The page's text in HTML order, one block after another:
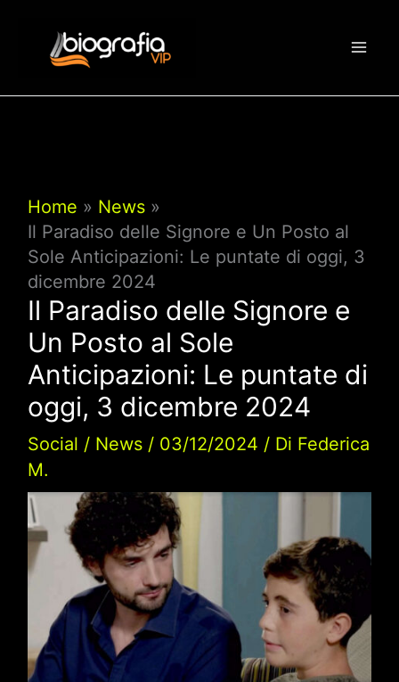
contenuto
Home
News
Il Paradiso delle Signore e Un Posto al
Sole Anticipazioni: Le puntate di oggi, 3
dicembre 2024
Il Paradiso delle Signore e
Un Posto al Sole
Anticipazioni: Le puntate di
oggi, 3 dicembre 2024
Social / News/ 03/12/2024 / Di Federica
M.